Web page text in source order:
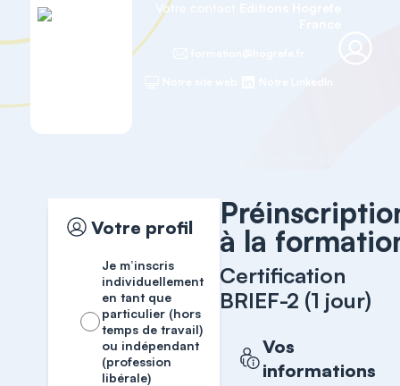
Votre contact
Votre profil
Je m’inscris
individuellement
en tant que
particulier (hors
temps de travail)
ou indépendant
(profession
libérale)
à la
Certification
BRIEF-2 (1 jour)
Vos
informations